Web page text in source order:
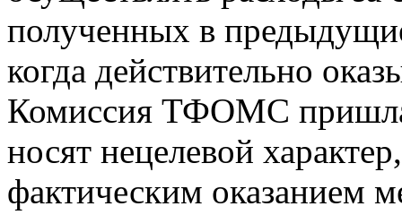
полученных в
когда действительно
Комиссия ТФОМС пришла
носят нецелевой
фактическим оказанием